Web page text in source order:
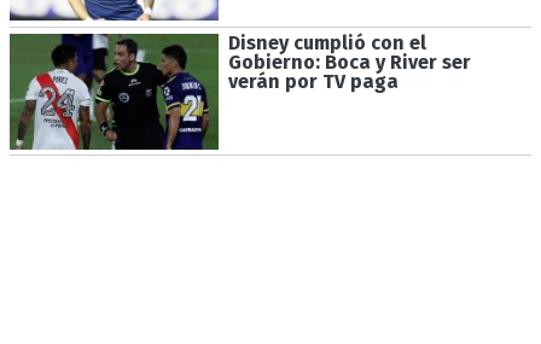
Disney cumplió con el
Gobierno: Boca y River ser
verán por TV paga